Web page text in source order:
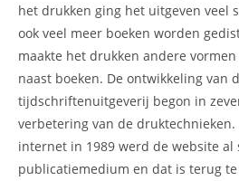
het drukken ging het uitgeven veel
ook veel meer boeken worden
maakte het drukken andere
naast boeken. De ontwikkeling van
tijdschriftenuitgeverij begon in
verbetering van de
internet in 1989 werd de website
publicatiemedium en dat is terug